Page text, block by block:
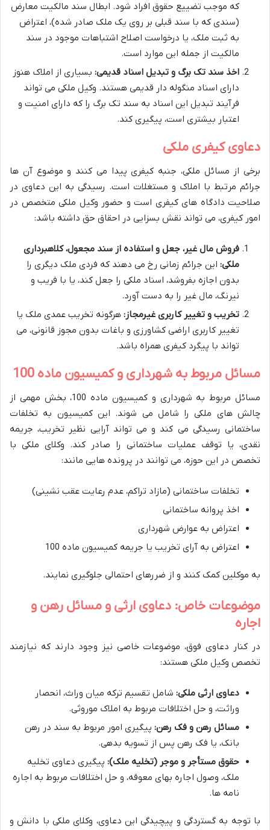
که موجب تضییع حقوق افراد شود. ابطال سند مالکیت معارض
(سندی که با سند قبلی بر روی یک ملک صادر شده)، اعتراض
به ثبت ملک، یا درخواست اصلاح اشتباهات موجود در سند
مالکیت از جمله این موارد است.
اخذ سند تک برگ و تبدیل اسناد قدیمی: بسیاری از املاک هنوز
دارای اسناد منگوله دار قدیمی هستند. وکیل ملکی می تواند
فرآیند تبدیل این اسناد به سند تک برگ را که دارای امنیت و
اعتبار بیشتری است، پیگیری کند.
دعاوی کیفری ملکی
برخی از مسائل ملکی، جنبه کیفری پیدا می کنند و موضوع آن ها
جرائم مرتبط با املاک و مستغلات است. رسیدگی به این دعاوی در
صلاحیت دادگاه های کیفری است و حضور وکیل ملکی متخصص در
امور کیفری، می تواند نقش بسزایی در احقاق حق داشته باشد:
فروش مال غیر، جعل و استفاده از سند مجعول، کلاهبرداری
ملکی: این جرائم زمانی رخ می دهند که فردی ملک دیگری را
بدون اجازه بفروشد، اسناد ملکی را جعل کند، یا با فریب و
نیرنگ، مال غیر را به دست آورد.
تخریب و تغییر کاربری غیرمجاز: هرگونه تخریب عمدی ملک یا
تغییر کاربری اراضی کشاورزی و باغات بدون مجوز قانونی، می
تواند با پیگرد کیفری همراه باشد.
مسائل مربوط به شهرداری و کمیسیون ماده 100
مسائل مربوط به شهرداری و کمیسیون ماده 100، بخش مهمی از
چالش های ملکی را شامل می شوند. این کمیسیون به تخلفات
ساختمانی رسیدگی می کند و می تواند آرایی نظیر تخریب، جریمه
نقدی، یا توقف عملیات ساختمانی را صادر کند. وکلای ملکی با
تخصص در این حوزه، می توانند در پرونده هایی مانند:
تخلفات ساختمانی (مازاد تراکم، عدم رعایت عقب نشینی)
اخذ پروانه ساختمانی
اعتراض به عوارض شهرداری
اعتراض به آرای تخریب یا جریمه کمیسیون ماده 100
به موکلین کمک کنند و از ضررهای احتمالی جلوگیری نمایند.
موضوعات خاص: دعاوی ارثی و مسائل رهن و
اجاره
در کنار دعاوی فوق، موضوعات خاصی نیز وجود دارند که نیازمند
تخصص وکیل ملکی هستند:
دعاوی ارثی ملکی: شامل تقسیم ترکه میان وراث، انحصار
وراثت، و حل اختلافات مربوط به املاک موروثی.
مسائل رهن و فک رهن: پیگیری امور مربوط به سند در رهن
بانک، یا فک رهن پس از تسویه بدهی.
حقوق مستأجر و موجر (تخلیه ملک): پیگیری دعاوی تخلیه
ملک، وصول اجاره بهای معوقه، و حل اختلافات مربوط به اجاره
نامه ها.
با توجه به گستردگی و پیچیدگی این دعاوی، وکلای ملکی با دانش و